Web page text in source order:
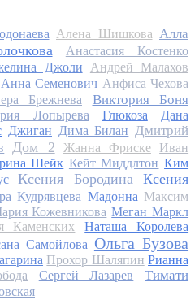
Алена Шишкова Алла
Анастасия Костенко
Джоли
Андрей Малахов
Анна Семенович Анфиса Чехова
Брежнева Виктория Боня
Лопырева Глюкоза
Дана
Джиган Дима Билан Дмитрий
Дом 2 Жанна Фриске
Иван
Шейк Кейт Миддлтон Ким
Ксения Бородина
Ксения
Кудрявцева Мадонна Максим
Кожевникова Меган Маркл
Каменских
Наташа Королева
Самойлова Ольга Бузова
Прохор Шаляпин Рианна
Сергей Лазарев
Тимати